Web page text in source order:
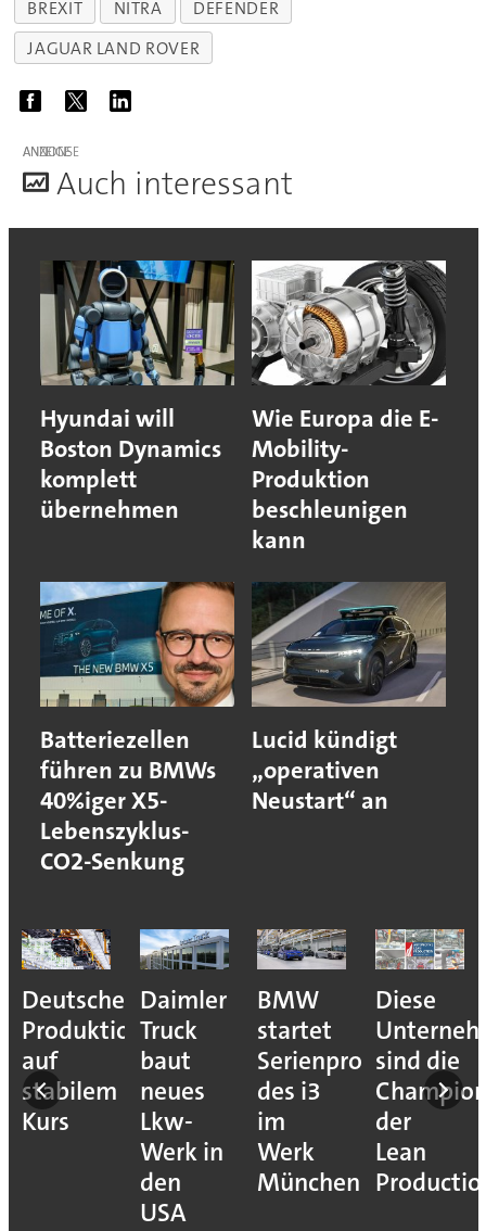
BREXIT NITRA
DEFENDER
JAGUAR LAND ROVER
ANZEIGE
Auch interessant
Hyundai will
Boston Dynamics
komplett
übernehmen
Wie Europa die E-
Mobility-
Produktion
beschleunigen
kann
Batteriezellen
führen zu BMWs
40%iger X5-
Lebenszyklus-
CO2-Senkung
Lucid kündigt
„operativen
Neustart“ an
Deutsche
Produktion
auf
stabilem
Kurs
Daimler
Truck
baut
neues
Lkw-
Werk in
den
USA
BMW
startet
Serienproduktion
des i3
im
Werk
München
Diese
sind die
der
Lean